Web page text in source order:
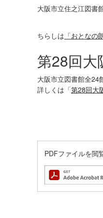
大阪市立住之江図書
ちらしは 「おとなの
第28回
大阪市立図書館全24
詳しくは「第28回大
PDFファイルを閲